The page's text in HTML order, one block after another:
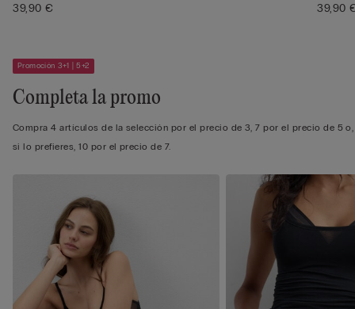
39,90 €
39,90
Promoción 3+1 | 5+2
Completa la promo
Compra 4 artículos de la selección por el precio de 3, 7 por el precio de 5 o,
si lo prefieres, 10 por el precio de 7.